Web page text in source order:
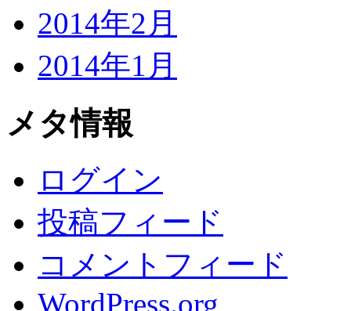
2014年2月
2014年1月
メタ情報
ログイン
投稿フィード
コメントフィード
WordPress.org